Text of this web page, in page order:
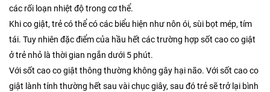
các rối loạn nhiệt độ trong cơ thể.
Khi co giật, trẻ có thể có các biểu hiện như nôn ói, sùi bọt mép, tím
tái. Tuy nhiên đặc điểm của hầu hết các trường hợp sốt cao co giật
ở trẻ nhỏ là thời gian ngắn dưới 5 phút.
Với sốt cao co giật thông thường không gây hại não. Với sốt cao co
giật lành tính thường hết sau vài chục giây, sau đó trẻ sẽ trở lại bình